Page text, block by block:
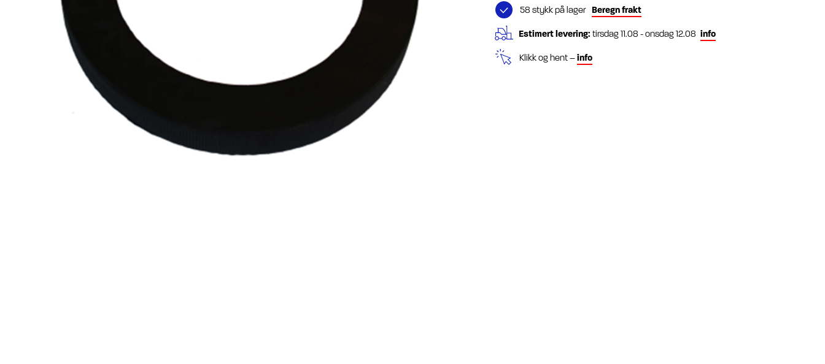
58 stykk på lager Beregn frakt
Estimert levering:tirsdag 11.08 - onsdag 12.08 info
Klikk og hent –info